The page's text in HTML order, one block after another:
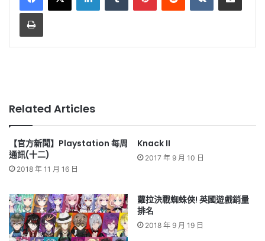
Print
Related Articles
【官方新聞】Playstation 每周
通訊(十二)
2018 年 11 月 16 日
Knack II
2017 年 9 月 10 日
蘿拉決戰蜘蛛俠! 英國遊戲銷量
排名
2018 年 9 月 19 日